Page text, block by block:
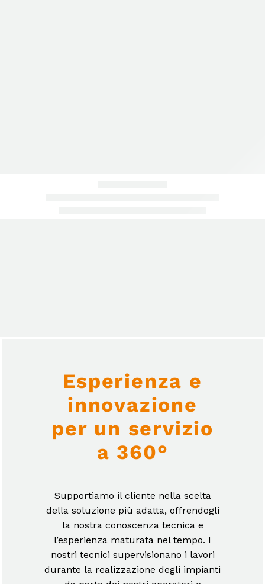
Esperienza e
innovazione
per un servizio
a 360°
Supportiamo il cliente nella scelta
della soluzione più adatta, offrendogli
la nostra conoscenza tecnica e
l’esperienza maturata nel tempo. I
nostri tecnici supervisionano i lavori
durante la realizzazione degli impianti